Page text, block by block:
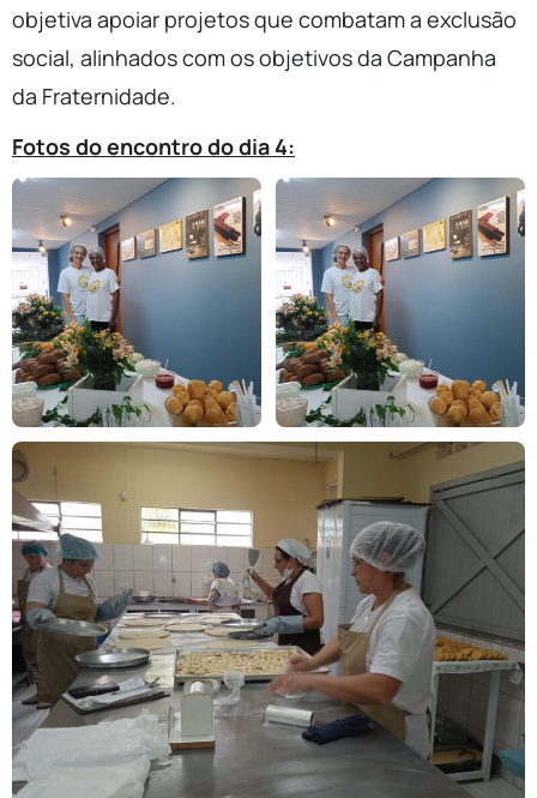
objetiva apoiar projetos que combatam a exclusão
social, alinhados com os objetivos da Campanha
da Fraternidade.
Fotos do encontro do dia 4: